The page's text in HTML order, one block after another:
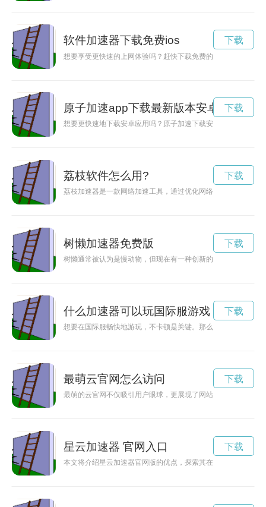
软件加速器下载免费ios
想要享受更快速的上网体验吗？赶快下载免费的软件加速器吧
下载
原子加速app下载最新版本安卓
想要更快速地下载安卓应用吗？原子加速下载安卓是你的不二
下载
荔枝软件怎么用?
荔枝加速器是一款网络加速工具，通过优化网络连接，提升网
下载
树懒加速器免费版
树懒通常被认为是慢动物，但现在有一种创新的加速器可以帮
下载
什么加速器可以玩国际服游戏
想要在国际服畅快地游玩，不卡顿是关键。那么，应该选择什
下载
最萌云官网怎么访问
最萌的云官网不仅吸引用户眼球，更展现了网站设计的新潮趋
下载
星云加速器 官网入口
本文将介绍星云加速器官网版的优点，探索其在科技创新领域
下载